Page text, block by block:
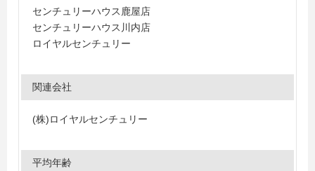
センチュリーハウス鹿屋店
センチュリーハウス川内店
ロイヤルセンチュリー
関連会社
(株)ロイヤルセンチュリー
平均年齢